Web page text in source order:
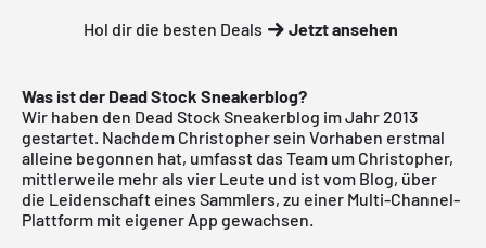
Hol dir die besten Deals
Jetzt ansehen
Was ist der Dead Stock Sneakerblog?
Wir haben den Dead Stock Sneakerblog im Jahr 2013
gestartet. Nachdem Christopher sein Vorhaben erstmal
alleine begonnen hat, umfasst das Team um Christopher,
mittlerweile mehr als vier Leute und ist vom Blog, über
die Leidenschaft eines Sammlers, zu einer Multi-Channel-
Plattform mit eigener App gewachsen.